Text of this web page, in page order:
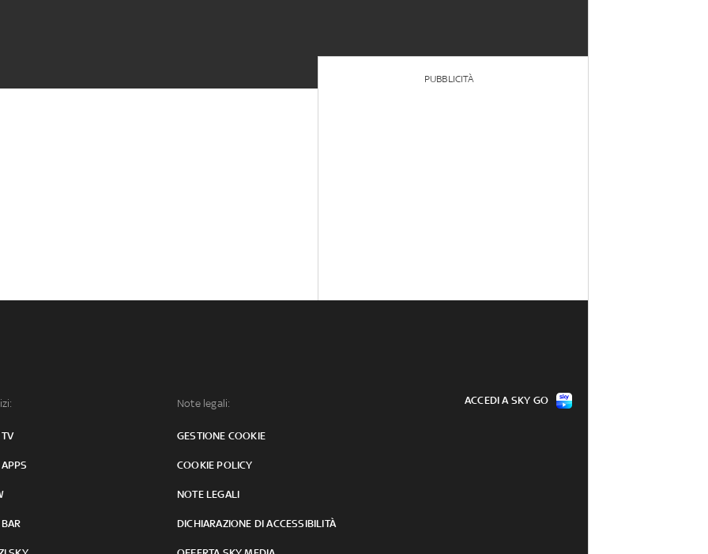
PUBBLICITÀ
Note legali:
GESTIONE COOKIE
COOKIE POLICY
NOTE LEGALI
DICHIARAZIONE DI ACCESSIBILITÀ
ACCEDI A SKY GO